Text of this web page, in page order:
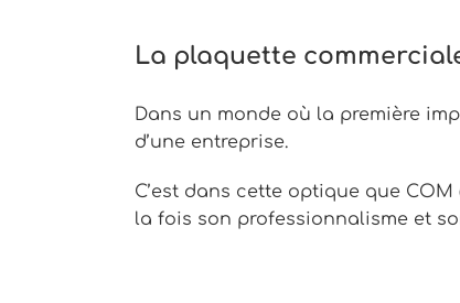
La plaquette
Dans un monde où la première
d’une entreprise.
C’est dans cette optique que
la fois son professionnalisme et